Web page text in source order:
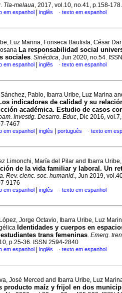
. Tla-melaua, 2017, vol.10, no.41, p.158-
em espanhol inglês · texto em espanhol
Luz Marina, Fonseca Bautista, César
La responsabilidad social
sociales. Sinéctica, Jun 2020, no.54.
em espanhol inglês · texto em espanhol
Pablo, Ibarra Uribe, Luz Marina
indicadores de calidad y su
académica. Estudio de casos
Investig. Desarro. Educ, Dic 2016,
7467
em espanhol inglês português · texto em
Limonchi, María del Pilar and Ibarra
de la vida familiar y laboral. Un
Rev. cienc. soc. humanid., Jun 2019,
9176
em espanhol inglês · texto em espanhol
Jorge Octavio, Ibarra Uribe, Luz
Identidades y cuerpos en
trans femeninas. Emerg.
p.25-36. ISSN 2594-2840
em espanhol inglês · texto em espanhol
José Merced and Ibarra Uribe, Luz
producto maíz y frijol en dos